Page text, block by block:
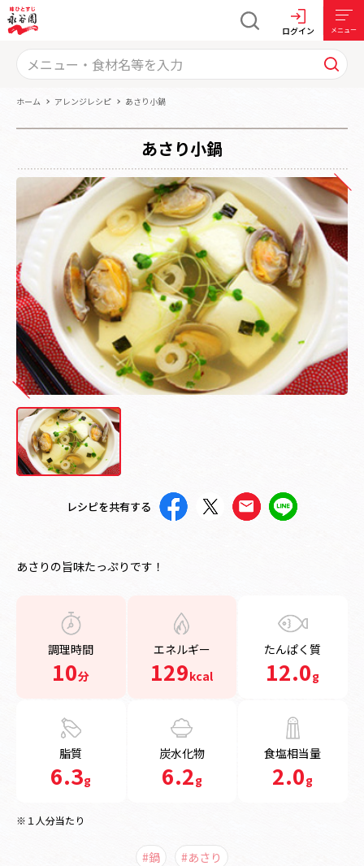
ログイン メニュー
ホーム アレンジレシピ あさり小鍋
あさり小鍋
レシピを共有する
あさりの旨味たっぷりです！
調理時間
10分
エネルギー
129kcal
たんぱく質
12.0g
脂質
6.3g
炭水化物
6.2g
食塩相当量
2.0g
※１人分当たり
#鍋 #あさり